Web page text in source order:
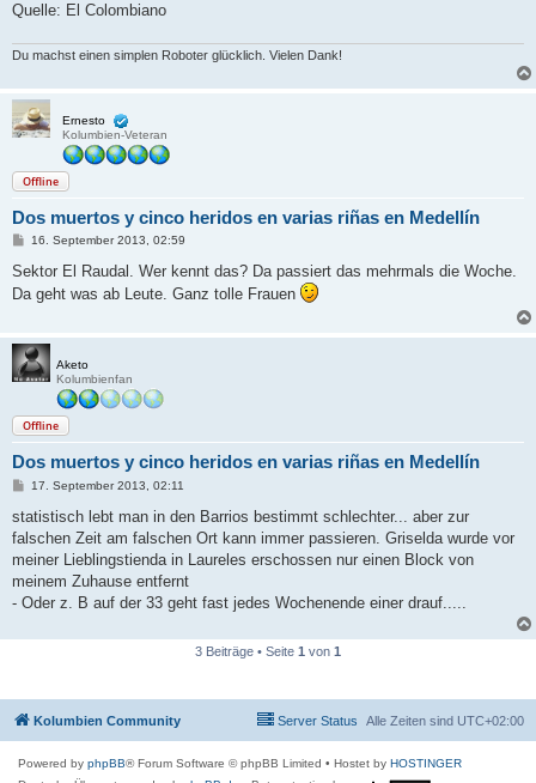
Quelle: El Colombiano
Du machst einen simplen Roboter glücklich. Vielen Dank!
Ernesto
Kolumbien-Veteran
Offline
Dos muertos y cinco heridos en varias riñas en Medellín
B
i
r
16. September 2013, 02:59
Sektor El Raudal. Wer kennt das? Da passiert das mehrmals die Woche.
Da geht was ab Leute. Ganz tolle Frauen
Aketo
Kolumbienfan
Offline
Dos muertos y cinco heridos en varias riñas en Medellín
B
i
r
a
17. September 2013, 02:11
statistisch lebt man in den Barrios bestimmt schlechter... aber zur
falschen Zeit am falschen Ort kann immer passieren. Griselda wurde vor
meiner Lieblingstienda in Laureles erschossen nur einen Block von
meinem Zuhause entfernt
- Oder z. B auf der 33 geht fast jedes Wochenende einer drauf.....
3 Beiträge • Seite 1 von 1
Kolumbien Community Alle Zeiten sind UTC+02:00
Server Status
Powered by phpBB® Forum Software © phpBB Limited • Hostet by HOSTINGER